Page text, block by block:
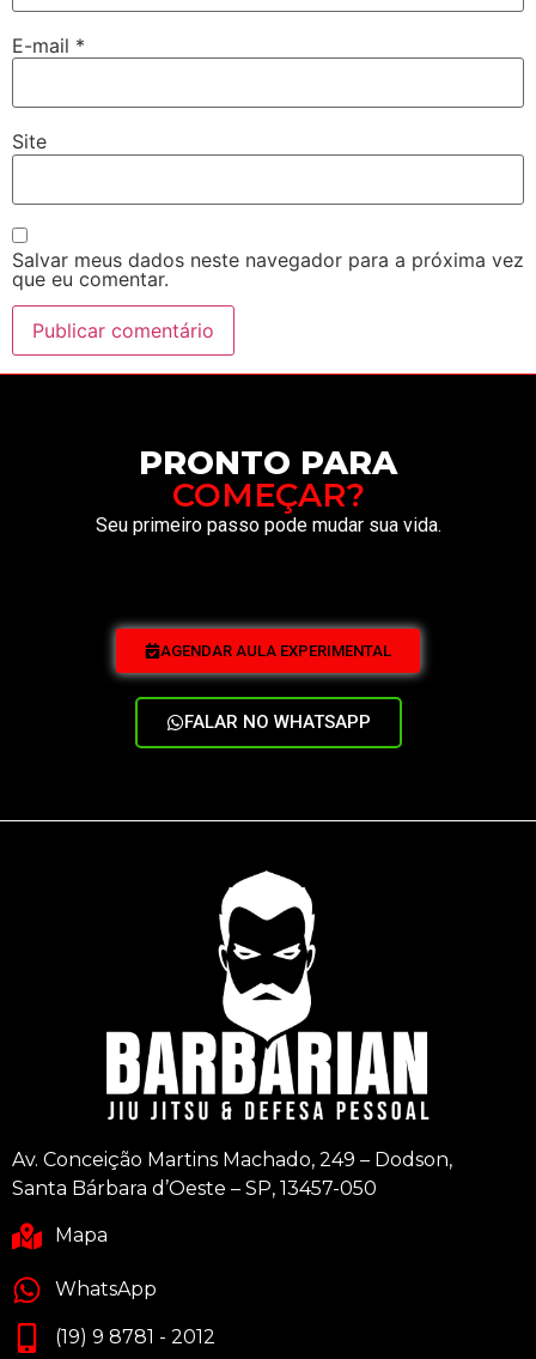
E-mail *
Site
Salvar meus dados neste navegador para a próxima vez
que eu comentar.
PRONTO PARA
COMEÇAR?
Seu primeiro passo pode mudar sua vida.
AGENDAR AULA EXPERIMENTAL
FALAR NO WHATSAPP
Av. Conceição Martins Machado, 249 – Dodson,
Santa Bárbara d’Oeste – SP, 13457-050
Mapa
WhatsApp
(19) 9 8781 - 2012